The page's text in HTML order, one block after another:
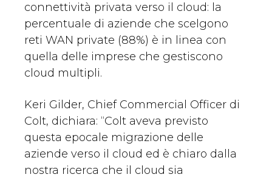
connettività privata verso il cloud: la
percentuale di aziende che scelgono
reti WAN private (88%) è in linea con
quella delle imprese che gestiscono
cloud multipli.
Keri Gilder, Chief Commercial Officer di
Colt, dichiara: “Colt aveva previsto
questa epocale migrazione delle
aziende verso il cloud ed è chiaro dalla
nostra ricerca che il cloud sia